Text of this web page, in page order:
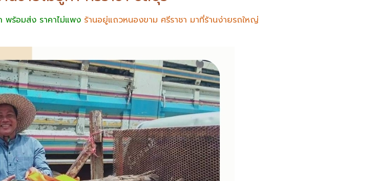
พร้อมส่ง ราคาไม่แพง ร้านอยู่แถวหนองขาม ศรีราชา มาที่ร้านง่ายรถใหญ่